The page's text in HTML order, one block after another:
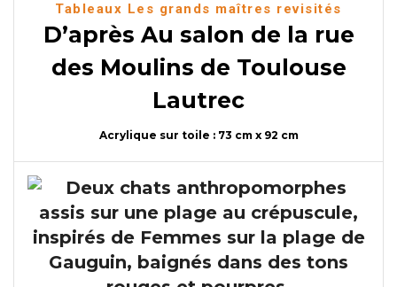
Tableaux Les grands maîtres revisités
D’après Au salon de la rue
des Moulins de Toulouse
Lautrec
Acrylique sur toile : 73 cm x 92 cm